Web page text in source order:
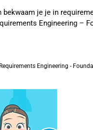
bekwaam je je in
Engineering –
Engineering -